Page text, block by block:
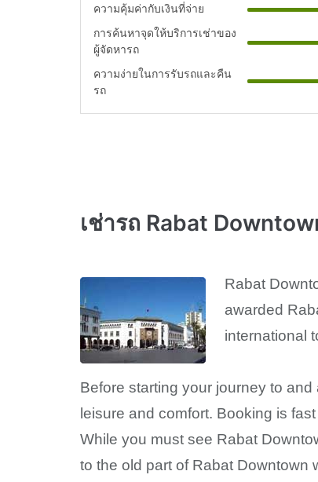
ความคุ้มค่ากับเงินที่จ่าย
การค้นหาจุดให้บริการเช่าของ
ผู้จัดหารถ
ความง่ายในการรับรถและคืน
รถ
เช่ารถ Rabat
Rabat
awarded
international
Before starting your journey to
leisure and comfort. Booking is
While you must see Rabat
to the old part of Rabat Downtown